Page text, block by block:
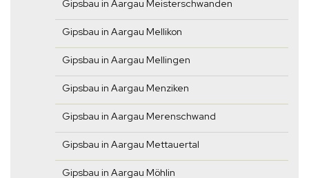
Gipsbau in Aargau Meisterschwanden
Gipsbau in Aargau Mellikon
Gipsbau in Aargau Mellingen
Gipsbau in Aargau Menziken
Gipsbau in Aargau Merenschwand
Gipsbau in Aargau Mettauertal
Gipsbau in Aargau Möhlin